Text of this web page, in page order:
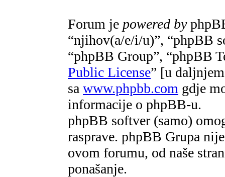
Forum je powered by
“njihov(a/e/i/u)”, “phpBB
“phpBB Group”, “phpBB
Public License” [u
sa www.phpbb.com gdje
informacije o phpBB-u.
phpBB softver (samo)
rasprave. phpBB Grupa
ovom forumu, od naše
ponašanje.